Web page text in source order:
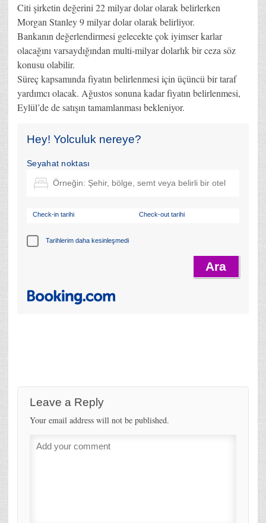
Citi şirketin değerini 22 milyar dolar olarak belirlerken
Morgan Stanley 9 milyar dolar olarak belirliyor.
Bankanın değerlendirmesi gelecekte çok iyimser karlar
olacağını varsaydığından multi-milyar dolarlık bir ceza söz
konusu olabilir.
Süreç kapsamında fiyatın belirlenmesi için üçüncü bir taraf
yardımcı olacak. Ağustos sonuna kadar fiyatın belirlenmesi,
Eylül’de de satışın tamamlanması bekleniyor.
Hey! Yolculuk nereye?
Seyahat noktası
Check-in tarihi Check-out tarihi
Tarihlerim daha kesinleşmedi
Leave a Reply
Your email address will not be published.